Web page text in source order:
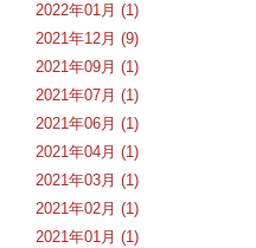
2022年01月 (1)
2021年12月 (9)
2021年09月 (1)
2021年07月 (1)
2021年06月 (1)
2021年04月 (1)
2021年03月 (1)
2021年02月 (1)
2021年01月 (1)